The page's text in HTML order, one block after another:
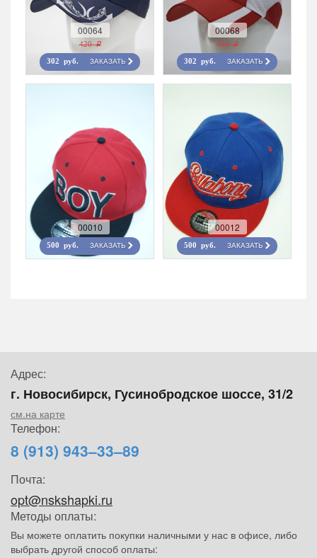
00064
420 r
302 руб. ЗАКАЗАТЬ
00068
420 r
302 руб. ЗАКАЗАТЬ
00010
500 руб. ЗАКАЗАТЬ
00012
500 руб. ЗАКАЗАТЬ
Адрес:
г. Новосибирск, Гусинобродское шоссе, 31/2
см.на карте
Телефон:
8 (913) 943–33–89
Почта:
opt@nskshapki.ru
Методы оплаты:
Вы можете оплатить покупки наличными у нас в офисе, либо
выбрать другой способ оплаты: